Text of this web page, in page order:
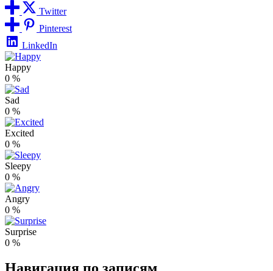
Twitter
Pinterest
LinkedIn
Happy
0 %
Sad
0 %
Excited
0 %
Sleepy
0 %
Angry
0 %
Surprise
0 %